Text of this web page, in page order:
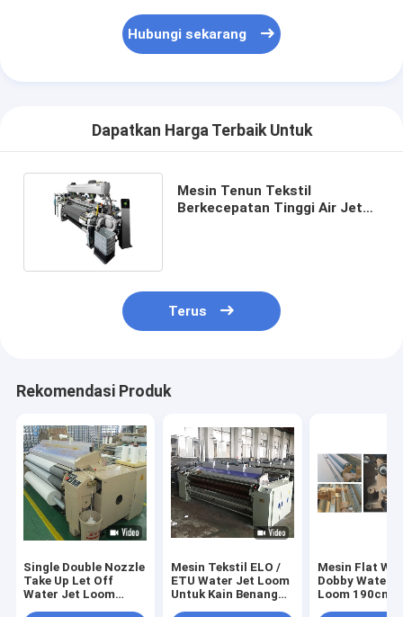
Hubungi sekarang
Dapatkan Harga Terbaik Untuk
Mesin Tenun Tekstil
Berkecepatan Tinggi Air Jet
Terus
Rekomendasi Produk
Single Double Nozzle
Take Up Let Off
Water Jet Loom
Mesin Tekstil ELO /
ETU Water Jet Loom
Untuk Kain Benang
Mesin Flat
Dobby Water
Loom 190cm